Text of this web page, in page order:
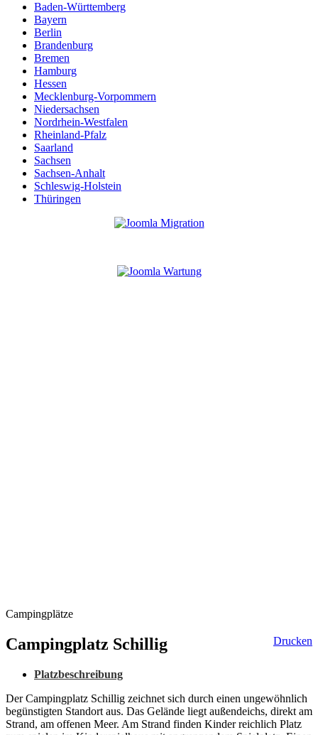
Baden-Württemberg
Bayern
Berlin
Brandenburg
Bremen
Hamburg
Hessen
Mecklenburg-Vorpommern
Niedersachsen
Nordrhein-Westfalen
Rheinland-Pfalz
Saarland
Sachsen
Sachsen-Anhalt
Schleswig-Holstein
Thüringen
Campingplätze
Drucken
Campingplatz Schillig
Platzbeschreibung
Der Campingplatz Schillig zeichnet sich durch einen ungewöhnlich
begünstigten Standort aus. Das Gelände liegt außendeichs, direkt am
Strand, am offenen Meer. Am Strand finden Kinder reichlich Platz